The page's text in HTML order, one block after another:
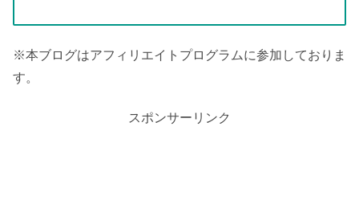
※本ブログはアフィリエイトプログラムに参加しておりま
す。
スポンサーリンク